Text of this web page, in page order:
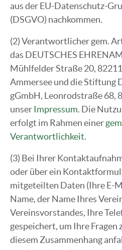
aus der EU-Datenschutz-
(DSGVO) nachkommen.
(2) Verantwortlicher gem.
das DEUTSCHES
Mühlfelder Straße 20,
Ammersee und die Stiftung
gGmbH, Leonrodstraße 68,
unser Impressum. Die
erfolgt im Rahmen einer
Verantwortlichkeit.
(3) Bei Ihrer
oder über ein
mitgeteilten Daten (Ihre E-
Name, der Name Ihres
Vereinsvorstandes, Ihre
gespeichert, um Ihre
diesem Zusammenhang